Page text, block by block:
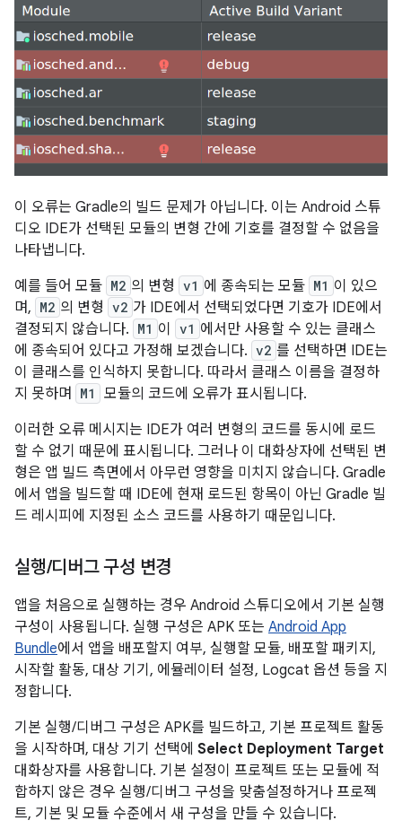
이 오류는 Gradle의 빌드 문제가 아닙니다. 이는 Android 스튜
디오 IDE가 선택된 모듈의 변형 간에 기호를 결정할 수 없음을
나타냅니다.
예를 들어 모듈 M2 의 변형 v1 에 종속되는 모듈 M1 이 있으
며, M2 의 변형 v2 가 IDE에서 선택되었다면 기호가 IDE에서
결정되지 않습니다. M1 이 v1 에서만 사용할 수 있는 클래스
에 종속되어 있다고 가정해 보겠습니다. v2 를 선택하면 IDE는
이 클래스를 인식하지 못합니다. 따라서 클래스 이름을 결정하
지 못하며
M1
모듈의 코드에 오류가 표시됩니다.
이러한 오류 메시지는 IDE가 여러 변형의 코드를 동시에 로드
할 수 없기 때문에 표시됩니다. 그러나 이 대화상자에 선택된 변
형은 앱 빌드 측면에서 아무런 영향을 미치지 않습니다. Gradle
에서 앱을 빌드할 때 IDE에 현재 로드된 항목이 아닌 Gradle 빌
드 레시피에 지정된 소스 코드를 사용하기 때문입니다.
실행/디버그 구성 변경
앱을 처음으로 실행하는 경우 Android 스튜디오에서 기본 실행
구성이 사용됩니다. 실행 구성은 APK 또는 Android App
Bundle에서 앱을 배포할지 여부, 실행할 모듈, 배포할 패키지,
시작할 활동, 대상 기기, 에뮬레이터 설정, Logcat 옵션 등을 지
정합니다.
기본 실행/디버그 구성은 APK를 빌드하고, 기본 프로젝트 활동
을 시작하며, 대상 기기 선택에 Select Deployment Target
대화상자를 사용합니다. 기본 설정이 프로젝트 또는 모듈에 적
합하지 않은 경우 실행/디버그 구성을 맞춤설정하거나 프로젝
트, 기본 및 모듈 수준에서 새 구성을 만들 수 있습니다.